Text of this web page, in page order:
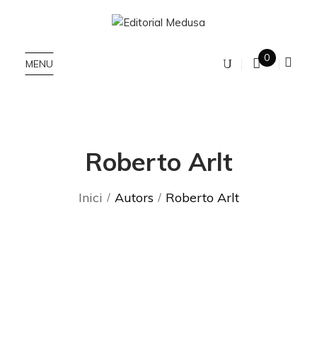
MENU 0
Roberto Arlt
Inici Autors Roberto Arlt